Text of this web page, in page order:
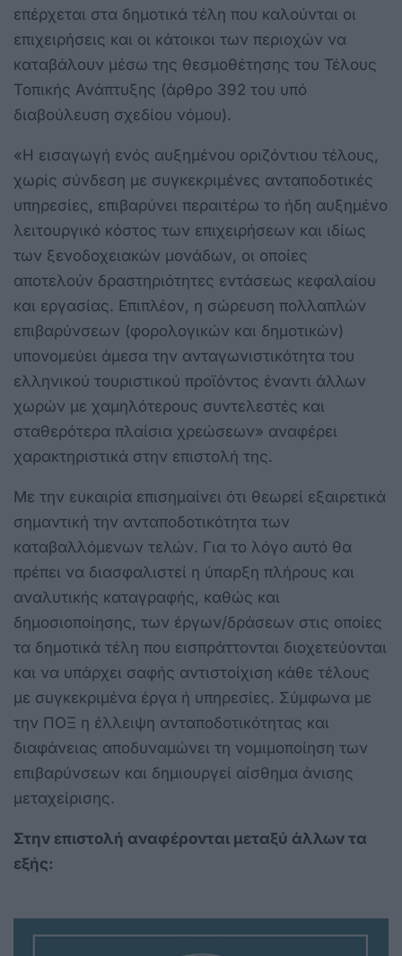
επέρχεται στα δημοτικά τέλη που καλούνται οι
επιχειρήσεις και οι κάτοικοι των περιοχών να
καταβάλουν μέσω της θεσμοθέτησης του Τέλους
Τοπικής Ανάπτυξης (άρθρο 392 του υπό
διαβούλευση σχεδίου νόμου).
«Η εισαγωγή ενός αυξημένου οριζόντιου τέλους,
χωρίς σύνδεση με συγκεκριμένες ανταποδοτικές
υπηρεσίες, επιβαρύνει περαιτέρω το ήδη αυξημένο
λειτουργικό κόστος των επιχειρήσεων και ιδίως
των ξενοδοχειακών μονάδων, οι οποίες
αποτελούν δραστηριότητες εντάσεως κεφαλαίου
και εργασίας. Επιπλέον, η σώρευση πολλαπλών
επιβαρύνσεων (φορολογικών και δημοτικών)
υπονομεύει άμεσα την ανταγωνιστικότητα του
ελληνικού τουριστικού προϊόντος έναντι άλλων
χωρών με χαμηλότερους συντελεστές και
σταθερότερα πλαίσια χρεώσεων» αναφέρει
χαρακτηριστικά στην επιστολή της.
Με την ευκαιρία επισημαίνει ότι θεωρεί εξαιρετικά
σημαντική την ανταποδοτικότητα των
καταβαλλόμενων τελών. Για το λόγο αυτό θα
πρέπει να διασφαλιστεί η ύπαρξη πλήρους και
αναλυτικής καταγραφής, καθώς και
δημοσιοποίησης, των έργων/δράσεων στις οποίες
τα δημοτικά τέλη που εισπράττονται διοχετεύονται
και να υπάρχει σαφής αντιστοίχιση κάθε τέλους
με συγκεκριμένα έργα ή υπηρεσίες. Σύμφωνα με
την ΠΟΞ η έλλειψη ανταποδοτικότητας και
διαφάνειας αποδυναμώνει τη νομιμοποίηση των
επιβαρύνσεων και δημιουργεί αίσθημα άνισης
μεταχείρισης.
Στην επιστολή αναφέρονται μεταξύ άλλων τα
εξής: